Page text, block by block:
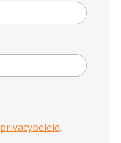
privacybeleid.